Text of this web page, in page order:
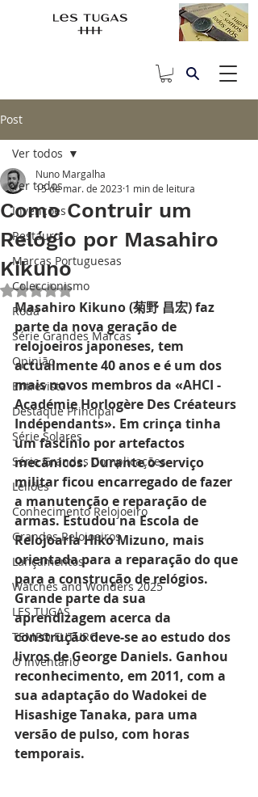
Post
Ver todos
Invenções
Restauro
Marcas Portuguesas
Coleccionismo
Roda
Série Grandes Marcas
Opinião
Entrevista
Destaque Principal
Série Solares
Série Grandes Complicações
Leilões
Conhecimento Relojoeiro
Grandes Relojoeiros
Lançamentos
Watches and Wonders 2025
LES TUGAS
TEMPO FUTURO
O Inventário
Ver todos
Como Contruir um
Relógio por Masahiro
Kikuno
Nuno Margalha
15 de mar. de 2023 1 min de leitura
Avaliado com NaN de 5 estrelas.
Masahiro Kikuno (菊野 昌宏) faz
parte da nova geração de
relojoeiros japoneses, tem
actualmente 40 anos e é um dos
mais novos membros da «AHCI -
Académie Horlogère Des Créateurs
Indépendants». Em crinça tinha
um fascínio por artefactos
mecânicos. Durante o serviço
militar ficou encarregado de fazer
a manutenção e reparação de
armas. Estudou na Escola de
Relojoaria Hiko Mizuno, mais
orientada para a reparação do que
para a construção de relógios.
Grande parte da sua
aprendizagem acerca da
construção deve-se ao estudo dos
livros de George Daniels. Ganhou
reconhecimento, em 2011, com a
sua adaptação do Wadokei de
Hisashige Tanaka, para uma
versão de pulso, com horas
temporais.